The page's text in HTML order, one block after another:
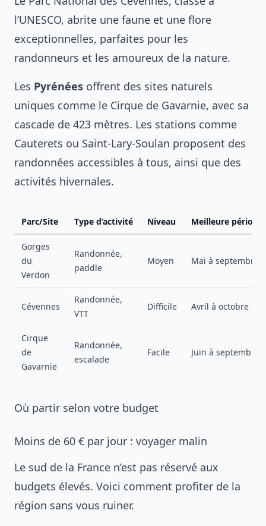
l’UNESCO, abrite une faune et une flore
exceptionnelles, parfaites pour les
randonneurs et les amoureux de la nature.
Les Pyrénées offrent des sites naturels
uniques comme le Cirque de Gavarnie, avec sa
cascade de 423 mètres. Les stations comme
Cauterets ou Saint-Lary-Soulan proposent des
randonnées accessibles à tous, ainsi que des
activités hivernales.
Parc/Site Type d’activité Niveau Meilleure période
Gorges
du
Verdon
Randonnée,
paddle
Moyen Mai à septembre
Cévennes
Randonnée,
VTT
Difficile Avril à octobre
Cirque
de
Gavarnie
Randonnée,
escalade
Facile Juin à septembre
Où partir selon votre budget
Moins de 60 € par jour : voyager malin
Le sud de la France n’est pas réservé aux
budgets élevés. Voici comment profiter de la
région sans vous ruiner.